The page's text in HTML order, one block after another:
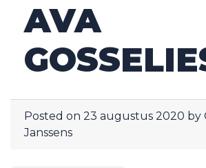
AVA
Posted on 23 augustus 2020 by
Janssens